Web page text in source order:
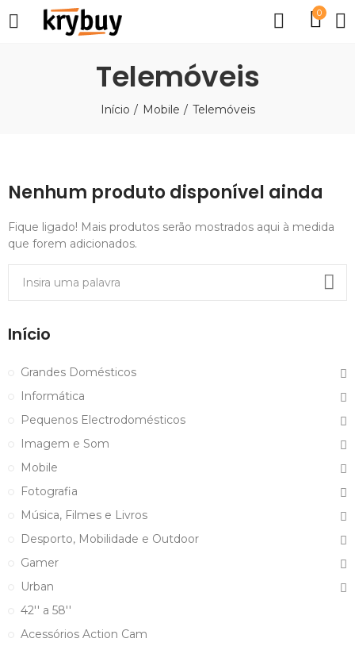
0
Telemóveis
Início Mobile Telemóveis
Nenhum produto disponível ainda
Fique ligado! Mais produtos serão mostrados aqui à medida
que forem adicionados.
Início
Grandes Domésticos
Informática
Pequenos Electrodomésticos
Imagem e Som
Mobile
Fotografia
Música, Filmes e Livros
Desporto, Mobilidade e Outdoor
Gamer
Urban
42'' a 58''
Acessórios Action Cam